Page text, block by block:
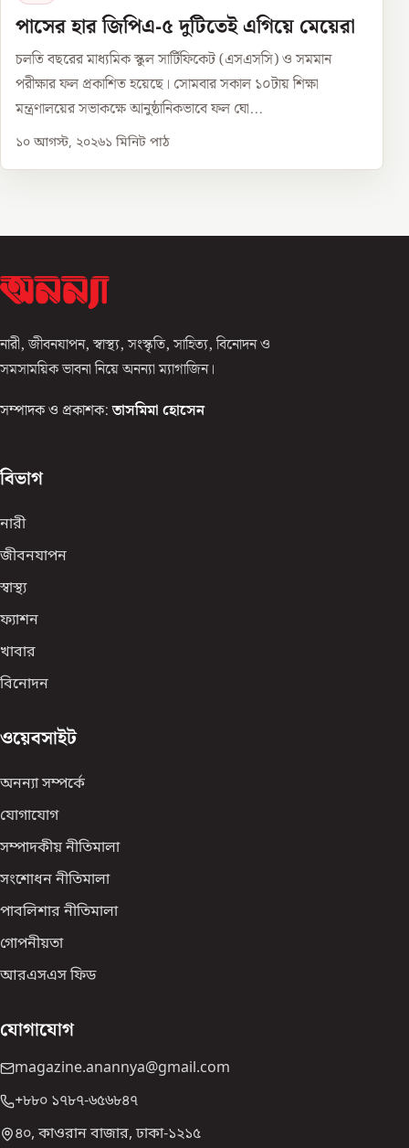
পাসের হার জিপিএ-৫ দুটিতেই এগিয়ে মেয়েরা
চলতি বছরের মাধ্যমিক স্কুল সার্টিফিকেট (এসএসসি) ও সমমান
পরীক্ষার ফল প্রকাশিত হয়েছে। সোমবার সকাল ১০টায় শিক্ষা
মন্ত্রণালয়ের সভাকক্ষে আনুষ্ঠানিকভাবে ফল ঘো...
১০ আগস্ট, ২০২৬১ মিনিট পাঠ
নারী, জীবনযাপন, স্বাস্থ্য, সংস্কৃতি, সাহিত্য, বিনোদন ও
সমসাময়িক ভাবনা নিয়ে অনন্যা ম্যাগাজিন।
সম্পাদক ও প্রকাশক: তাসমিমা হোসেন
বিভাগ
নারী
জীবনযাপন
স্বাস্থ্য
ফ্যাশন
খাবার
বিনোদন
ওয়েবসাইট
অনন্যা সম্পর্কে
যোগাযোগ
সম্পাদকীয় নীতিমালা
সংশোধন নীতিমালা
পাবলিশার নীতিমালা
গোপনীয়তা
আরএসএস ফিড
যোগাযোগ
magazine.anannya@gmail.com
+৮৮০ ১৭৮৭-৬৫৬৮৪৭
৪০, কাওরান বাজার, ঢাকা-১২১৫